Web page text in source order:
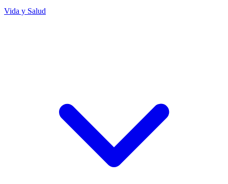
Vida y Salud